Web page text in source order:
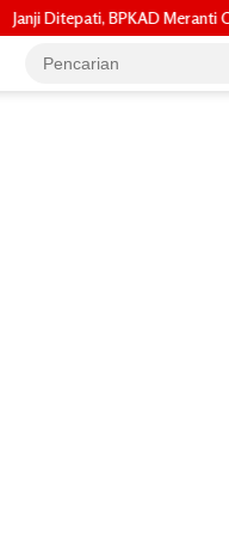
ADD Mei 2026 dan